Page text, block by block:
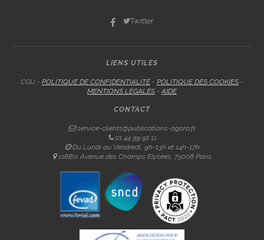
Twitter
LIENS UTILES
CGU - POLITIQUE DE CONFIDENTIALITÉ- POLITIQUE DES COOKIES -
MENTIONS LÉGALES -AIDE
CONTACT
service-clients@publications-agora.fr
01 44 59 91 11
Du Lundi au Vendredi, 9h-13h et 14h-17h
116Bis Avenue des Champs Elysées, 75008 Paris